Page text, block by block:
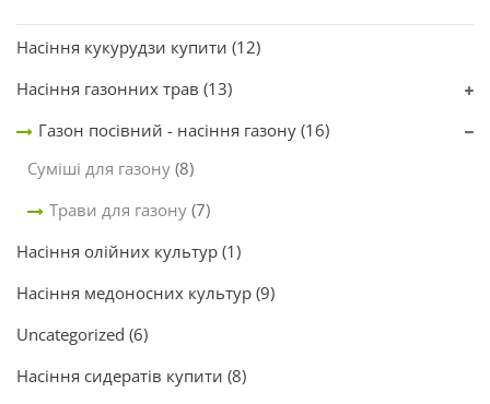
Насіння кукурудзи купити (12)
Насіння газонних трав (13)
Газон посівний - насіння газону (16)
Суміші для газону (8)
Трави для газону (7)
Насіння олійних культур (1)
Насіння медоносних культур (9)
Uncategorized (6)
Насіння сидератів купити (8)